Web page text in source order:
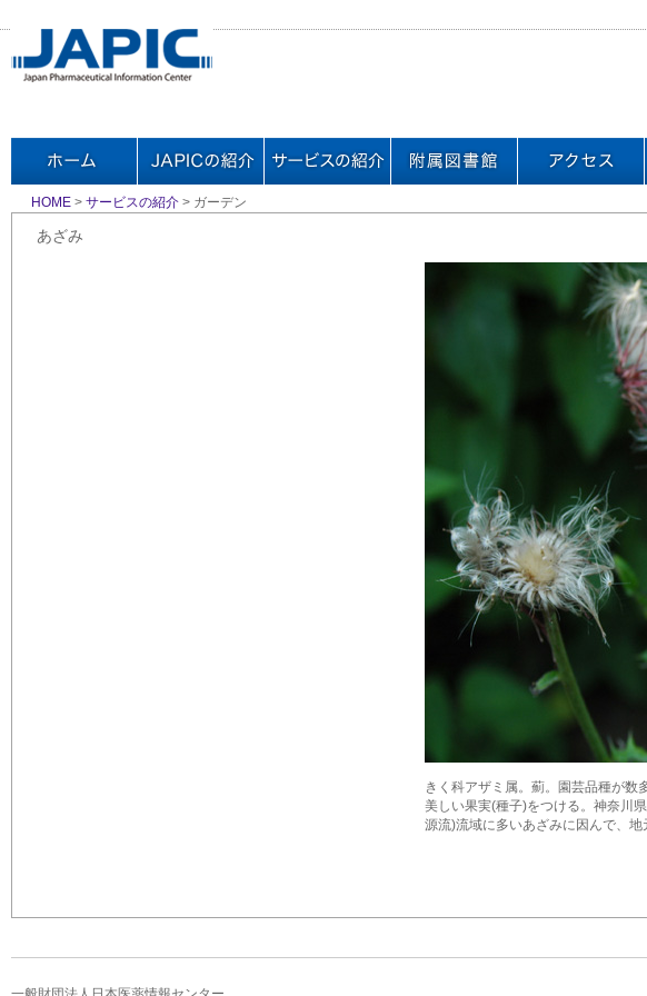
HOME > サービスの紹介 > ガーデン
あざみ
きく科アザミ属。薊。園芸品種が数
美しい果実(種子)をつける。神奈川
源流)流域に多いあざみに因んで、